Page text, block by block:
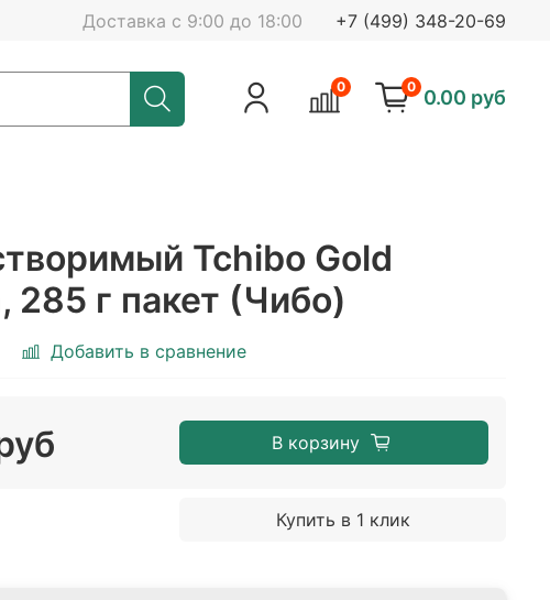
Доставка с 9:00 до 18:00 +7 (499) 348-20-69
0 0 0.00 руб
Tchibo Gold
285 г пакет (Чибо)
Добавить в сравнение
В корзину
Купить в 1 клик